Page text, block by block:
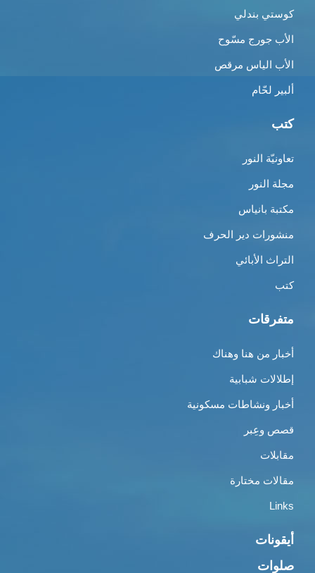
كوستي بندلي
الأب جورج مسّوح
الأب الياس مرقص
ألبير لحّام
كتب
تعاونيّة النور
مجلة النور
مكتبة بانياس
منشورات دير الحرف
التراث الأبائي
كتب
متفرقات
أخبار من هنا وهناك
إطلالات شبابية
أخبار ونشاطات مسكونية
قصص وعِبر
مقابلات
مقالات مختارة
Links
أيقونات
صلوات